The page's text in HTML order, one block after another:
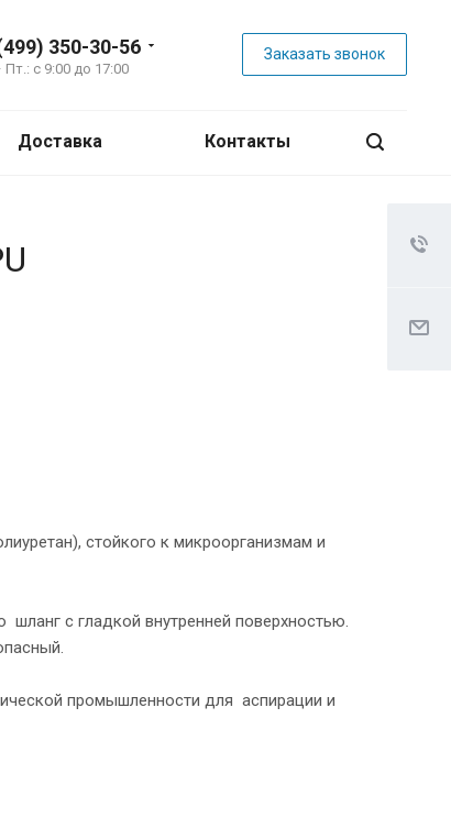
350-30-56
Пт.: с 9:00 до 17:00
Заказать звонок
Доставка Контакты
стойкого к микроорганизмам и
с гладкой внутренней поверхностью.
промышленности для аспирации и